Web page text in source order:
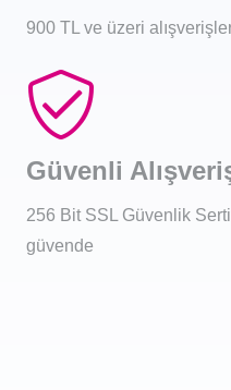
900 TL ve üzeri
Güvenli
256 Bit SSL Güvenlik
güvende